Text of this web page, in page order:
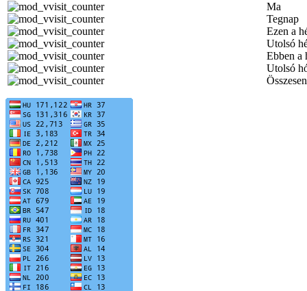
Ma
Tegnap
Ezen a
Utolsó
Ebben a
Utolsó
Összesen